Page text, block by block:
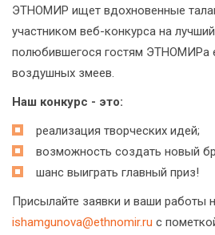
ЭТНОМИР ищет вдохновенные
участником веб-конкурса на
полюбившегося гостям ЭТНОМИРа
воздушных змеев.
Наш конкурс - это:
реализация творческих идей;
возможность создать новый
шанс выиграть главный приз!
Присылайте заявки и ваши работы
ishamgunova@ethnomir.ru с